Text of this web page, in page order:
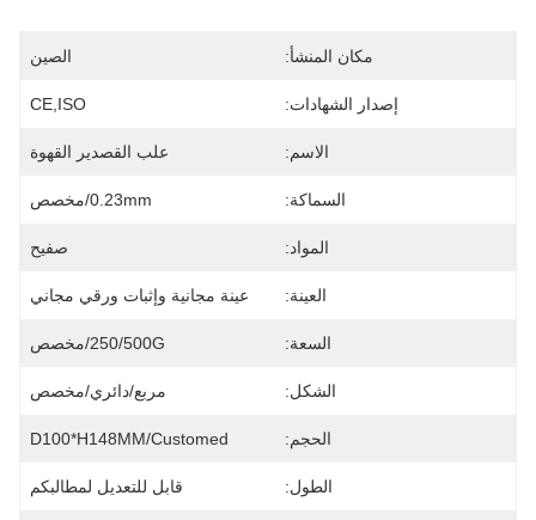
مكان المنشأ: الصين
إصدار الشهادات: CE,ISO
الاسم: علب القصدير القهوة
السماكة: 0.23mm/مخصص
المواد: صفيح
العينة: عينة مجانية وإثبات ورقي مجاني
السعة: 250/500G/مخصص
الشكل: مربع/دائري/مخصص
الحجم: D100*H148MM/Customed
الطول: قابل للتعديل لمطالبكم